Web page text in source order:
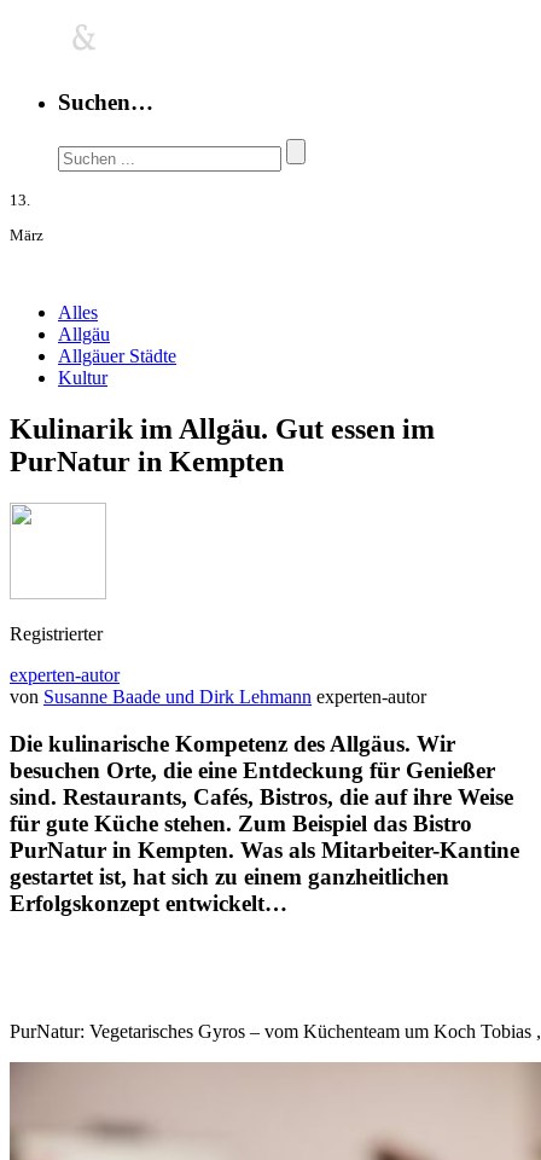
Suchen…
13.
März
Alles
Allgäu
Allgäuer Städte
Kultur
Kulinarik im Allgäu. Gut essen im
PurNatur in Kempten
Registrierter
experten-autor
von Susanne Baade und Dirk Lehmann experten-autor
Die kulinarische Kompetenz des Allgäus. Wir
besuchen Orte, die eine Entdeckung für Genießer
sind. Restaurants, Cafés, Bistros, die auf ihre Weise
für gute Küche stehen. Zum Beispiel das Bistro
PurNatur in Kempten. Was als Mitarbeiter-Kantine
gestartet ist, hat sich zu einem ganzheitlichen
Erfolgskonzept entwickelt…
PurNatur: Vegetarisches Gyros – vom Küchenteam um Koch Tobias